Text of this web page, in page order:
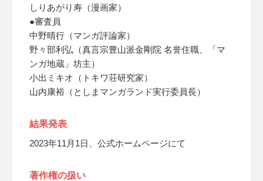
しりあがり寿（漫画家）
●審査員
中野晴行（マンガ評論家）
野々部利弘（真言宗豊山派金剛院 名誉住職、「マ
ンガ地蔵」坊主）
小出ミキオ（トキワ荘研究家）
山内康裕（としまマンガランド実行委員長）
結果発表
2023年11月1日、公式ホームページにて
著作権の扱い